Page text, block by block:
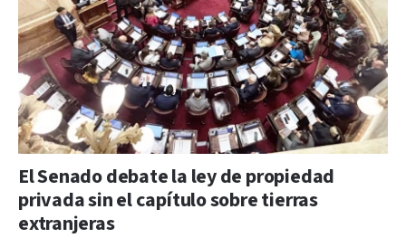
El Senado debate la ley de propiedad
privada sin el capítulo sobre tierras
extranjeras